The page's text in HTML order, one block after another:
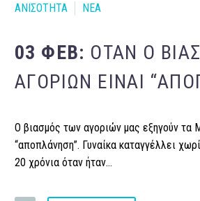
ΑΝΙΣΟΤΗΤΑ
ΝΕΑ
03 ΦΕΒ: ΌΤΑΝ Ο
ΑΓΟΡΙΏΝ ΕΊΝΑΙ
Ο βιασμός των αγοριών μας εξηγούν τα
“αποπλάνηση”. Γυναίκα καταγγέλλει
20 χρόνια όταν ήταν…